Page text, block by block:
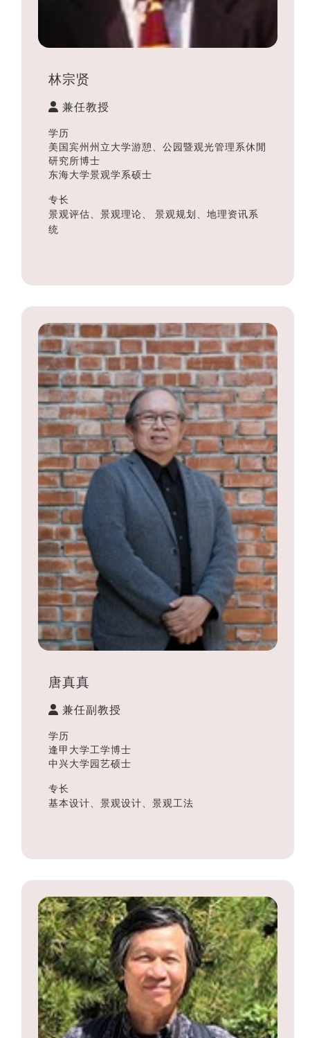
林宗贤
兼任教授
学历
美国宾州州立大学游憩、公园暨观光管理系休閒
研究所博士
东海大学景观学系硕士
专长
景观评估、景观理论、 景观规划、地理资讯系
统
唐真真
兼任副教授
学历
逢甲大学工学博士
中兴大学园艺硕士
专长
基本设计、景观设计、景观工法